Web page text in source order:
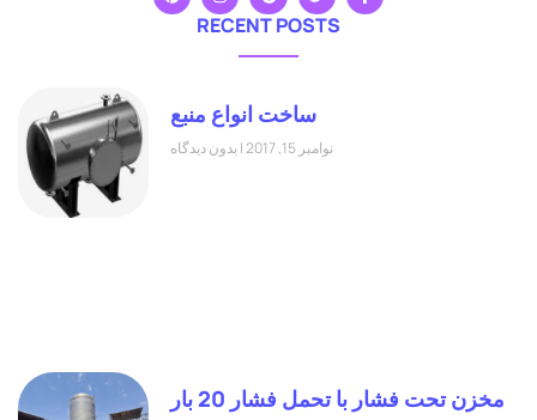
RECENT POSTS
ساخت انواع منبع
نوامبر 15, 2017 بدون دیدگاه
مخزن تحت فشار با تحمل فشار 20 بار